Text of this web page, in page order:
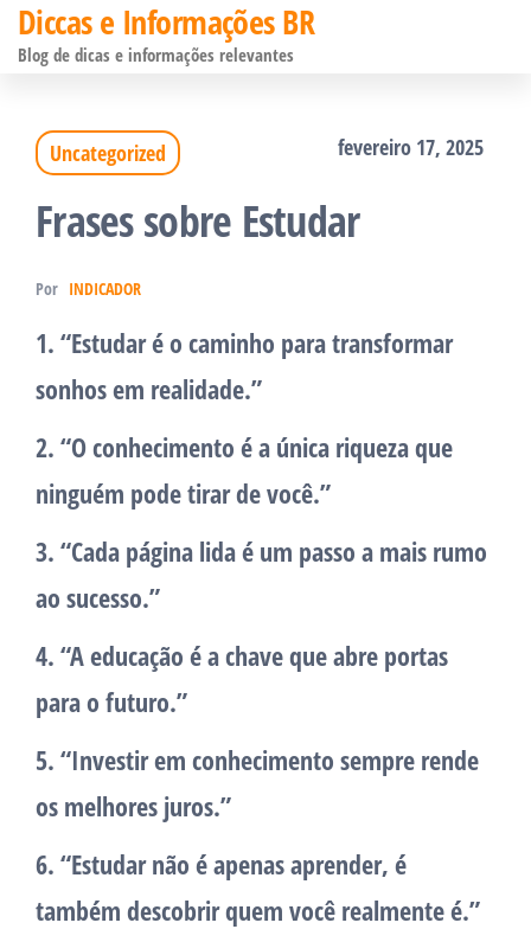
Pular
para
conteúdo
Diccas e Informações BR
Blog de dicas e informações relevantes
Uncategorized fevereiro 17, 2025
Frases sobre Estudar
Por INDICADOR
1. “Estudar é o caminho para transformar
sonhos em realidade.”
2. “O conhecimento é a única riqueza que
ninguém pode tirar de você.”
3. “Cada página lida é um passo a mais rumo
ao sucesso.”
4. “A educação é a chave que abre portas
para o futuro.”
5. “Investir em conhecimento sempre rende
os melhores juros.”
6. “Estudar não é apenas aprender, é
também descobrir quem você realmente é.”